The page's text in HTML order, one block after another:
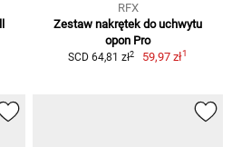
RFX
Zestaw nakrętek do uchwytu
opon Pro
SCD 64,81 zł2 59,97 zł1